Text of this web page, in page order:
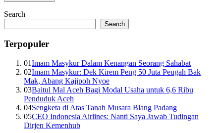
Search
Search
Terpopuler
01Imam Masykur Dalam Kenangan Seorang Sahabat
02Imam Masykur: Dek Kirem Peng 50 Juta Peugah Bak
Mak, Abang Kajipoh Nyoe
03Baitul Mal Aceh Bagi Modal Usaha untuk 6,6 Ribu
Penduduk Aceh
04Sengketa di Atas Tanah Musara Blang Padang
05CEO Indonesia Airlines: Nanti Saya Jawab Tudingan
Dirjen Kemenhub